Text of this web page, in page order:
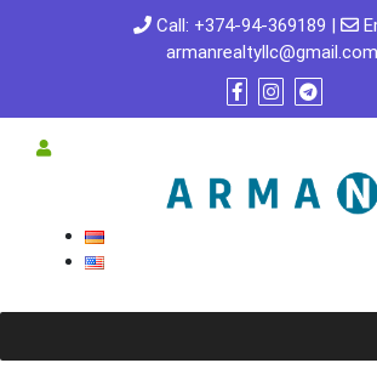
Call: +374-94-369189 |
armanrealtyllc@gmail.com